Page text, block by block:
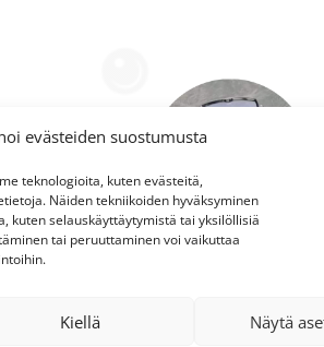
evästeiden suostumusta
teknologioita, kuten evästeitä,
Näiden tekniikoiden hyväksyminen
kuten selauskäyttäytymistä tai yksilöllisiä
tai peruuttaminen voi vaikuttaa
Kiellä Näytä
siitä
Olen aina rakastanut vettä ja